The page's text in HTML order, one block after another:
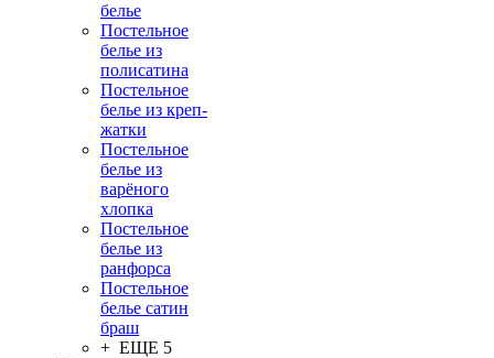
белье
Постельное
белье из
полисатина
Постельное
белье из креп-
жатки
Постельное
белье из
варёного
хлопка
Постельное
белье из
ранфорса
Постельное
белье сатин
браш
+ ЕЩЕ 5